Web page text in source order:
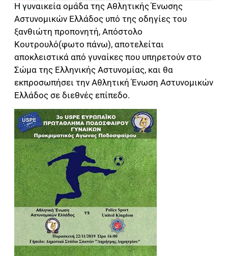
Η γυναικεία ομάδα της Αθλητικής Ένωσης
Αστυνομικών Ελλάδος υπό της οδηγίες του
ξανθιώτη προπονητή, Απόστολο
Κουτρουλό(φωτο πάνω), αποτελείται
αποκλειστικά από γυναίκες που υπηρετούν στο
Σώμα της Ελληνικής Αστυνομίας, και θα
εκπροσωπήσει την Αθλητική Ένωση Αστυνομικών
Ελλάδος σε διεθνές επίπεδο.